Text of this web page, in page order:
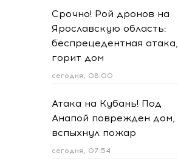
Срочно! Рой дронов на
Ярославскую область:
беспрецедентная атака,
горит дом
сегодня, 08:00
Атака на Кубань! Под
Анапой поврежден дом,
вспыхнул пожар
сегодня, 07:54